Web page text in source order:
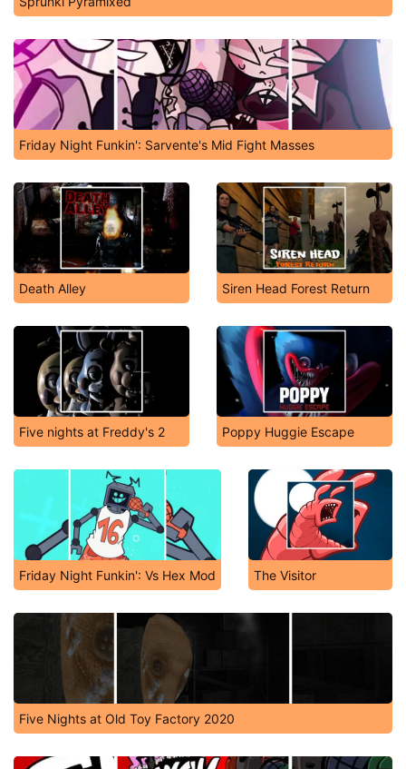
Friday Night Funkin': Sarvente's Mid Fight Masses
Death Alley Siren Head Forest Return
Five nights at Freddy's 2 Poppy Huggie Escape
Friday Night Funkin': Vs Hex Mod The Visitor
Five Nights at Old Toy Factory 2020